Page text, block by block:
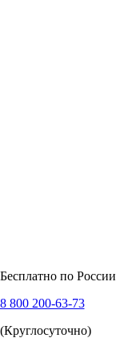
Бесплатно по России
8 800 200-63-73
(Круглосуточно)